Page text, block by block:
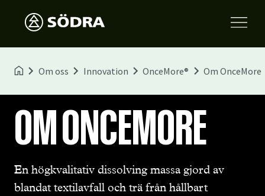
Om oss Innovation OnceMore® Om OnceMore
OM ONCEMORE
En högkvalitativ dissolving massa gjord av
blandat textilavfall och trä från hållbart